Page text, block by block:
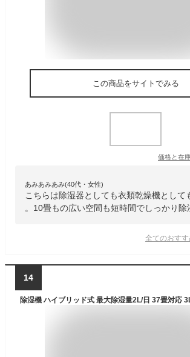
この商品をサイトでみる
価格と在
あみあみあみ(40代・女性)
こちらは除湿器としても衣類乾燥機として
。10畳もの広い空間も短時間でしっかり除
全てのおすす
14